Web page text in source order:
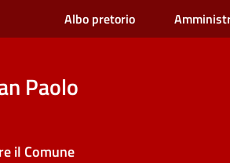
Albo pretorio
Paolo
il Comune